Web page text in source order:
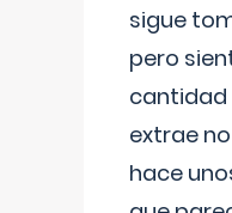
sigue
pero
cantidad
extrae
hace